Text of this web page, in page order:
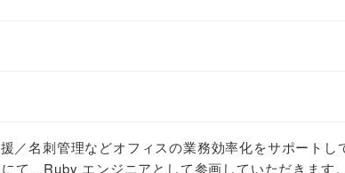
／名刺管理などオフィスの業務効率化をサポートし
て、Ruby エンジニアとして参画していただきます。